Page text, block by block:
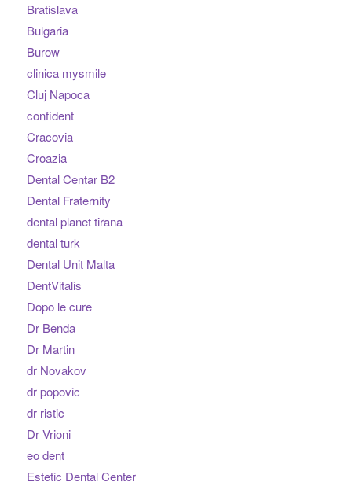
Bratislava
Bulgaria
Burow
clinica mysmile
Cluj Napoca
confident
Cracovia
Croazia
Dental Centar B2
Dental Fraternity
dental planet tirana
dental turk
Dental Unit Malta
DentVitalis
Dopo le cure
Dr Benda
Dr Martin
dr Novakov
dr popovic
dr ristic
Dr Vrioni
eo dent
Estetic Dental Center